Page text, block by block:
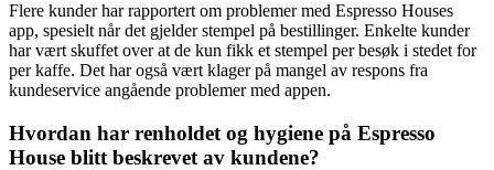
Flere kunder har rapportert om problemer med Espresso Houses
app, spesielt når det gjelder stempel på bestillinger. Enkelte kunder
har vært skuffet over at de kun fikk et stempel per besøk i stedet for
per kaffe. Det har også vært klager på mangel av respons fra
kundeservice angående problemer med appen.
Hvordan har renholdet og hygiene på Espresso
House blitt beskrevet av kundene?